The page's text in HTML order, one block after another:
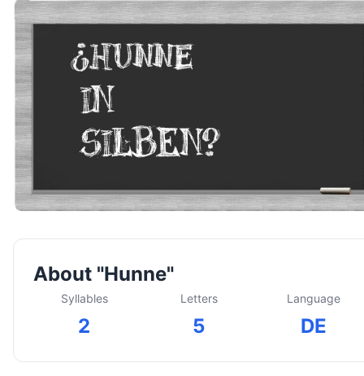
About "Hunne"
Syllables
2
Letters
5
Language
DE